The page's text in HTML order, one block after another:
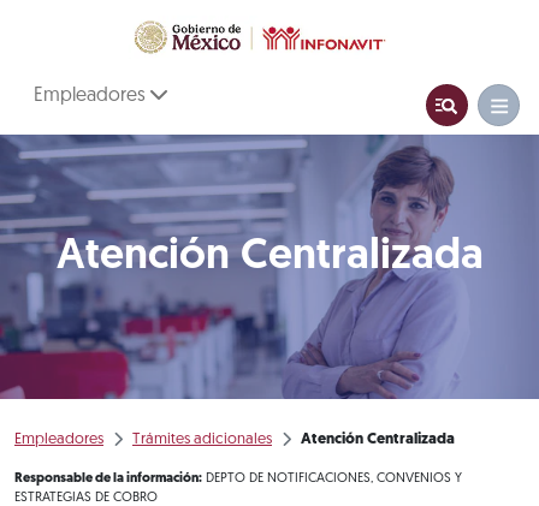
Empleadores
Atención Centralizada
Empleadores Trámites adicionales Atención Centralizada
Responsable de la información: DEPTO DE NOTIFICACIONES, CONVENIOS Y
ESTRATEGIAS DE COBRO